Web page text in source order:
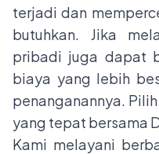
terjadi dan
butuhkan. Jika
pribadi juga dapat
biaya yang lebih
penanganannya.
yang tepat bersama
Kami melayani